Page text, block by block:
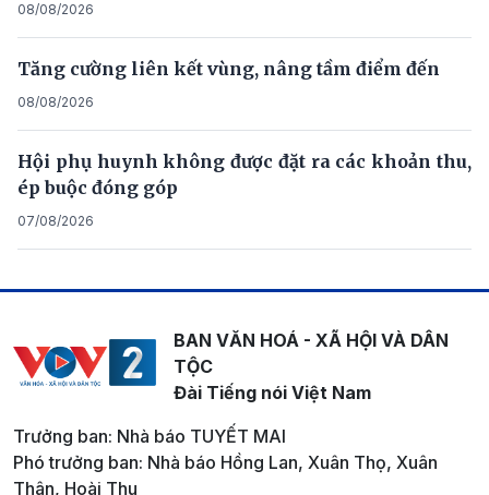
08/08/2026
Tăng cường liên kết vùng, nâng tầm điểm đến
08/08/2026
Hội phụ huynh không được đặt ra các khoản thu,
ép buộc đóng góp
07/08/2026
BAN VĂN HOÁ - XÃ HỘI VÀ DÂN
TỘC
Đài Tiếng nói Việt Nam
Trưởng ban: Nhà báo TUYẾT MAI
Phó trưởng ban: Nhà báo Hồng Lan, Xuân Thọ, Xuân
Thân, Hoài Thu